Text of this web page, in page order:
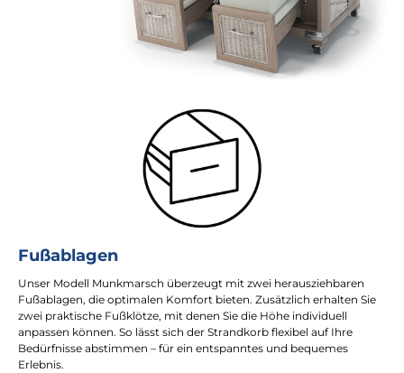
Fußablagen
Unser Modell Munkmarsch überzeugt mit zwei herausziehbaren
Fußablagen, die optimalen Komfort bieten. Zusätzlich erhalten Sie
zwei praktische Fußklötze, mit denen Sie die Höhe individuell
anpassen können. So lässt sich der Strandkorb flexibel auf Ihre
Bedürfnisse abstimmen – für ein entspanntes und bequemes
Erlebnis.